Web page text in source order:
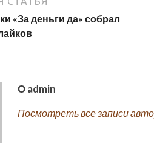
«За деньги да» собрал
О admin
Посмотреть все записи